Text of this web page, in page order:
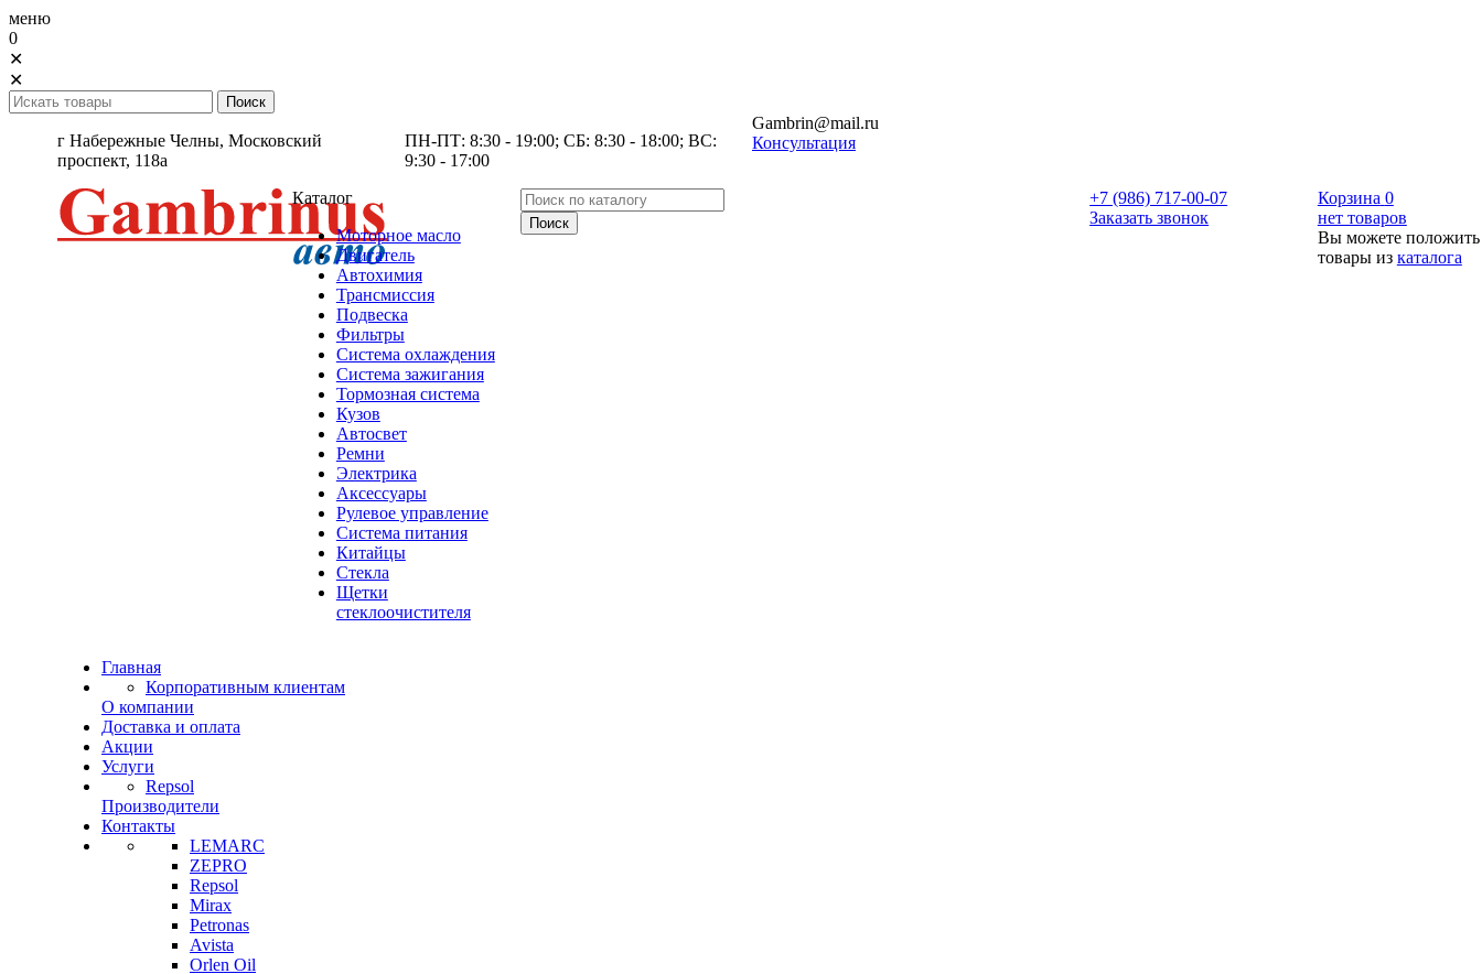
меню
0
✕
✕
г Набережные Челны, Московский
проспект, 118а
ПН-ПТ: 8:30 - 19:00; СБ: 8:30 - 18:00; ВС:
9:30 - 17:00
Gambrin@mail.ru
Консультация
Каталог
Моторное масло
Двигатель
Автохимия
Трансмиссия
Подвеска
Фильтры
Система охлаждения
Система зажигания
Тормозная система
Кузов
Автосвет
Ремни
Электрика
Аксессуары
Рулевое управление
Система питания
Китайцы
Стекла
Щетки
стеклоочистителя
+7 (986) 717-00-07
Заказать звонок
Корзина 0
нет товаров
Вы можете положить
товары из каталога
Главная
Корпоративным клиентам
О компании
Доставка и оплата
Акции
Услуги
Repsol
Производители
Контакты
LEMARC
ZEPRO
Repsol
Mirax
Petronas
Avista
Orlen Oil